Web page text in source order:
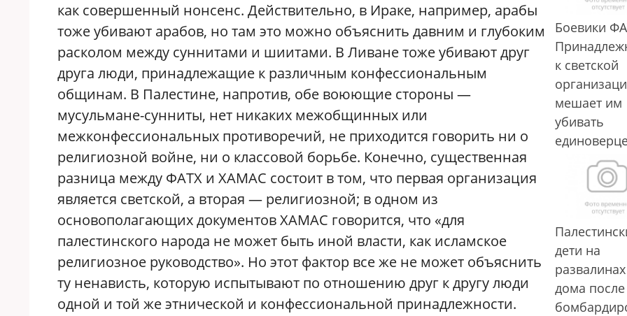
Боевики
к светской
мешает им
убивать
дети на
развалинах
дома после
как совершенный нонсенс. Действительно, в Ираке, например, арабы
тоже убивают арабов, но там это можно объяснить давним и глубоким
расколом между суннитами и шиитами. В Ливане тоже убивают друг
друга люди, принадлежащие к различным конфессиональным
общинам. В Палестине, напротив, обе воюющие стороны —
мусульмане-сунниты, нет никаких межобщинных или
межконфессиональных противоречий, не приходится говорить ни о
религиозной войне, ни о классовой борьбе. Конечно, существенная
разница между ФАТХ и ХАМАС состоит в том, что первая организация
является светской, а вторая — религиозной; в одном из
основополагающих документов ХАМАС говорится, что «для
палестинского народа не может быть иной власти, как исламское
религиозное руководство». Но этот фактор все же не может объяснить
ту ненависть, которую испытывают по отношению друг к другу люди
одной и той же этнической и конфессиональной принадлежности.